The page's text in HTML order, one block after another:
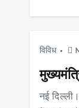
विविध
नई